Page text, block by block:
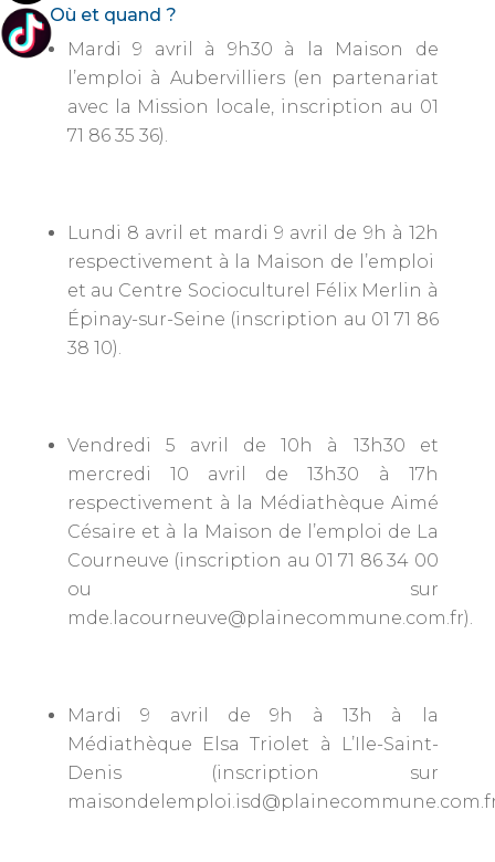
Où et quand ?
Mardi 9 avril à 9h30 à la Maison de
l’emploi à Aubervilliers (en partenariat
avec la Mission locale, inscription au 01
71 86 35 36).
Lundi 8 avril et mardi 9 avril de 9h à 12h
respectivement à la Maison de l’emploi
et au Centre Socioculturel Félix Merlin à
Épinay-sur-Seine (inscription au 01 71 86
38 10).
Vendredi 5 avril de 10h à 13h30 et
mercredi 10 avril de 13h30 à 17h
respectivement à la Médiathèque Aimé
Césaire et à la Maison de l’emploi de La
Courneuve (inscription au 01 71 86 34 00
ou sur
mde.lacourneuve@plainecommune.com.fr).
Mardi 9 avril de 9h à 13h à la
Médiathèque Elsa Triolet à L’Ile-Saint-
Denis (inscription sur